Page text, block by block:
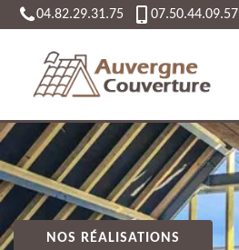
04.82.29.31.75 07.50.44.09.57
NOS RÉALISATIONS